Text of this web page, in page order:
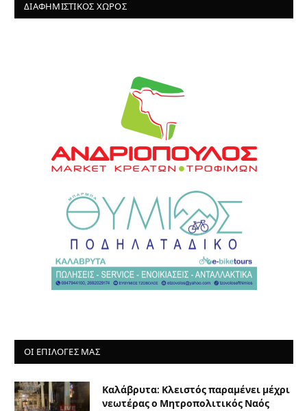
ΔΙΑΦΗΜΙΣΤΙΚΌΣ ΧΏΡΟΣ
ΟΙ ΕΠΙΛΟΓΈΣ ΜΑΣ
Καλάβρυτα: Κλειστός παραμένει μέχρι
νεωτέρας ο Μητροπολιτικός Ναός